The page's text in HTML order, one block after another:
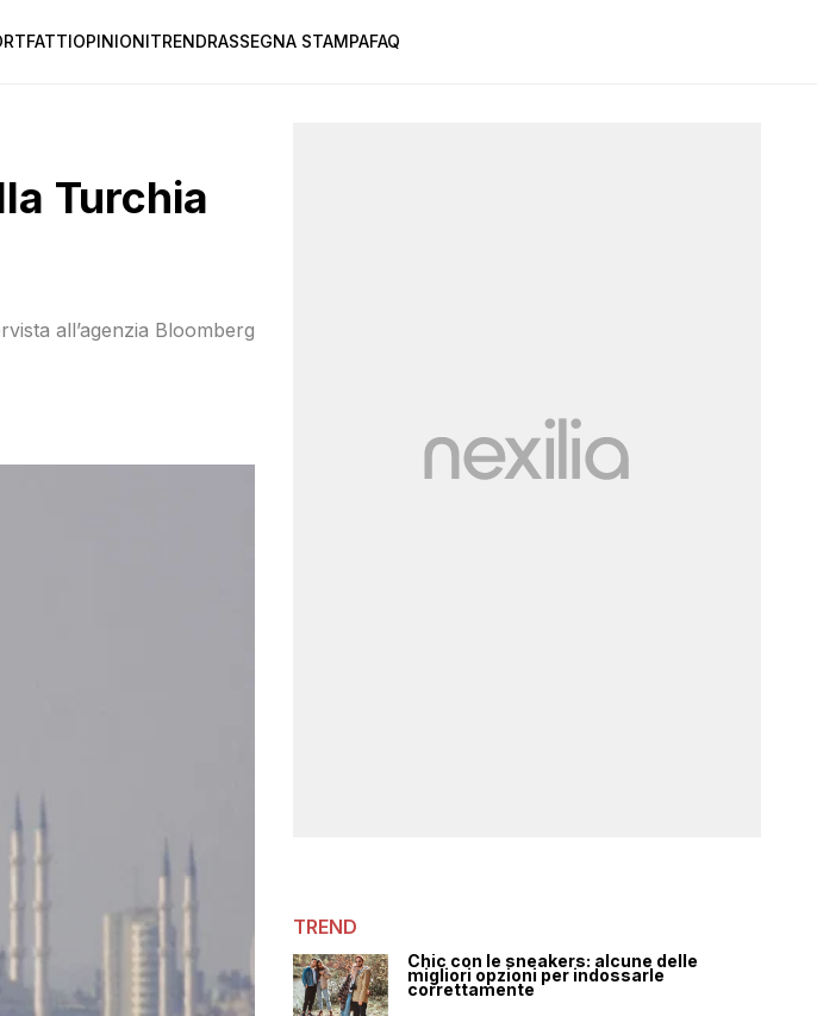
FATTIOPINIONITRENDRASSEGNA STAMPAFAQ
Turchia
all’agenzia Bloomberg
TREND
Chic con le sneakers: alcune delle
migliori opzioni per indossarle
correttamente